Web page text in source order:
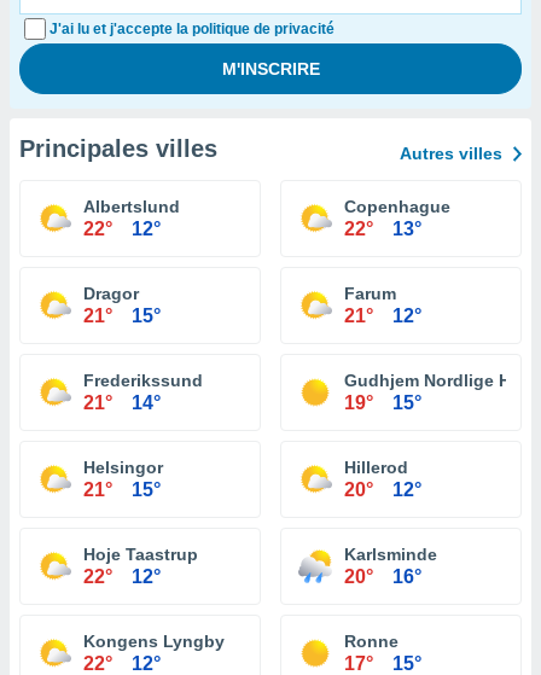
J'ai lu et j'accepte la politique de privacité
Principales villes Autres villes
Albertslund
22° 12°
Copenhague
22° 13°
Dragor
21° 15°
Farum
21° 12°
Frederikssund
21° 14°
Gudhjem Nordlige Havn
19° 15°
Helsingor
21° 15°
Hillerod
20° 12°
Hoje Taastrup
22° 12°
Karlsminde
20° 16°
Kongens Lyngby
22° 12°
Ronne
17° 15°